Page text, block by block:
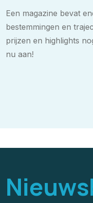
Een magazine bevat
bestemmingen en
prijzen en highlights
nu aan!